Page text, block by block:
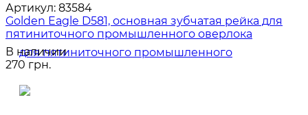
Артикул: 83584
Golden Eagle D581, основная зубчатая рейка для
пятиниточного промышленного оверлока
В наличии
270 грн.